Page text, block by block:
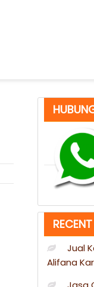
Jual
Alifana
Jasa